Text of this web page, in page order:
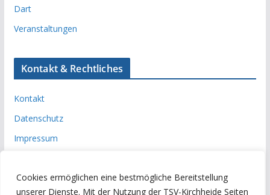
Cookies ermöglichen eine bestmögliche Bereitstellung
unserer Dienste. Mit der Nutzung der TSV-Kirchheide Seiten
Dart
Veranstaltungen
Kontakt & Rechtliches
Kontakt
Datenschutz
Impressum